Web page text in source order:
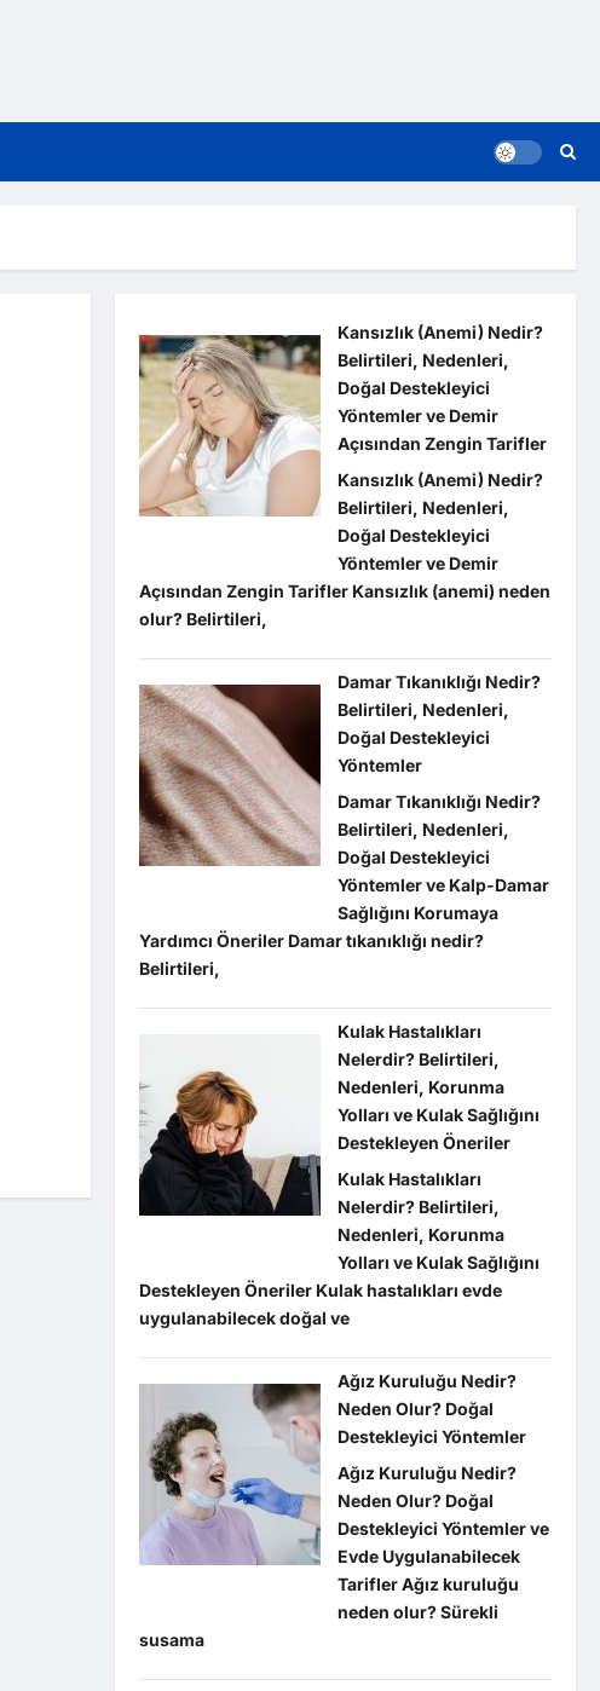
Kansızlık (Anemi) Nedir?
Belirtileri, Nedenleri,
Doğal Destekleyici
Yöntemler ve Demir
Açısından Zengin Tarifler
Kansızlık (Anemi) Nedir?
Belirtileri, Nedenleri,
Doğal Destekleyici
Yöntemler ve Demir
Açısından Zengin Tarifler Kansızlık (anemi) neden
olur? Belirtileri,
Damar Tıkanıklığı Nedir?
Belirtileri, Nedenleri,
Doğal Destekleyici
Yöntemler
Damar Tıkanıklığı Nedir?
Belirtileri, Nedenleri,
Doğal Destekleyici
Yöntemler ve Kalp-Damar
Sağlığını Korumaya
Yardımcı Öneriler Damar tıkanıklığı nedir?
Belirtileri,
Kulak Hastalıkları
Nelerdir? Belirtileri,
Nedenleri, Korunma
Yolları ve Kulak Sağlığını
Destekleyen Öneriler
Kulak Hastalıkları
Nelerdir? Belirtileri,
Nedenleri, Korunma
Yolları ve Kulak Sağlığını
Destekleyen Öneriler Kulak hastalıkları evde
uygulanabilecek doğal ve
Ağız Kuruluğu Nedir?
Neden Olur? Doğal
Destekleyici Yöntemler
Ağız Kuruluğu Nedir?
Neden Olur? Doğal
Destekleyici Yöntemler ve
Evde Uygulanabilecek
Tarifler Ağız kuruluğu
neden olur? Sürekli
susama